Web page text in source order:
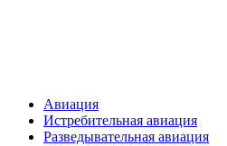
Авиация
Истребительная авиация
Разведывательная авиация